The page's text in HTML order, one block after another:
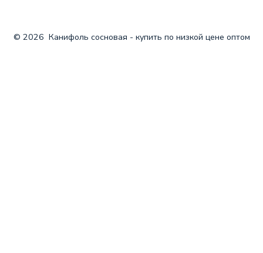
© 2026 Канифоль сосновая - купить по низкой цене оптом